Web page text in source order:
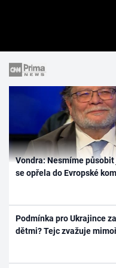
Vondra: Nesmíme
se opřela do Evropské
Podmínka pro Ukrajince
dětmi? Tejc zvažuje